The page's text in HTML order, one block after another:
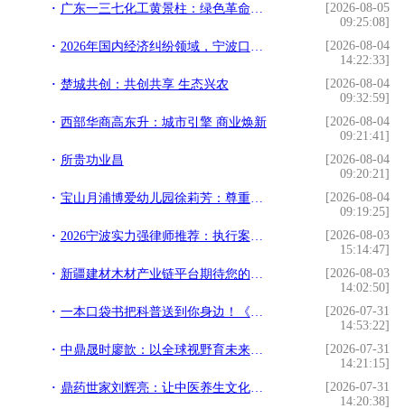
广东一三七化工黄景柱：绿色革命的践行者
[2026-08-05
09:25:08]
2026年国内经济纠纷领域，宁波口碑好的律师事务所究竟哪家更强？
[2026-08-04
14:22:33]
楚城共创：共创共享 生态兴农
[2026-08-04
09:32:59]
西部华商高东升：城市引擎 商业焕新
[2026-08-04
09:21:41]
所贵功业昌
[2026-08-04
09:20:21]
宝山月浦博爱幼儿园徐莉芳：尊重成长 以境养心
[2026-08-04
09:19:25]
2026宁波实力强律师推荐：执行案件如何选对律师？
[2026-08-03
15:14:47]
新疆建材木材产业链平台期待您的加入，诚邀您入驻！
[2026-08-03
14:02:50]
一本口袋书把科普送到你身边！《这些抗癌误区不要踩》读者见面会在杭举行
[2026-07-31
14:53:22]
中鼎晟时廖歆：以全球视野育未来之才
[2026-07-31
14:21:15]
鼎药世家刘辉亮：让中医养生文化走向大众
[2026-07-31
14:20:38]